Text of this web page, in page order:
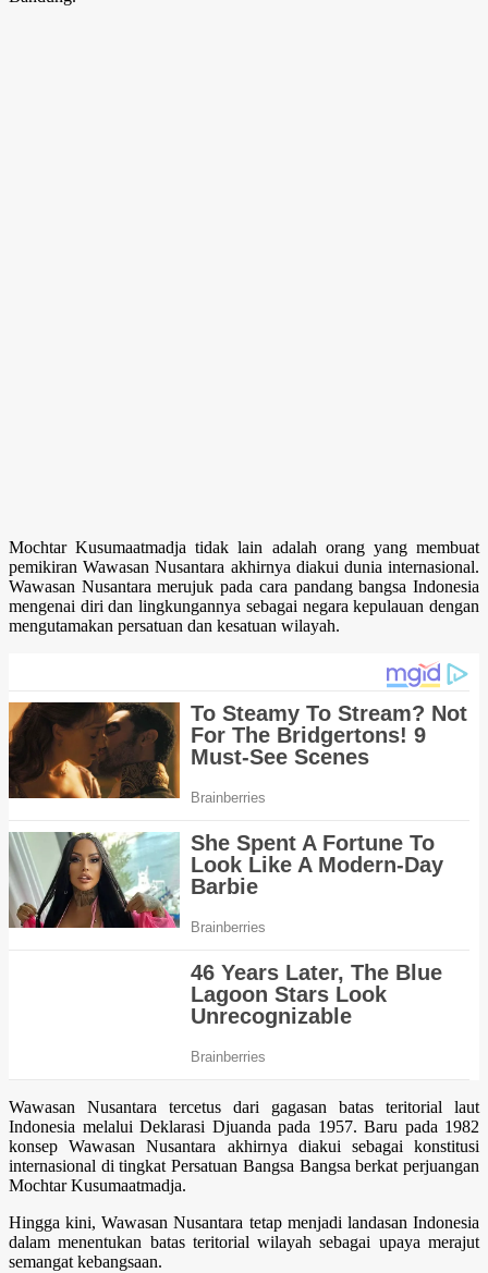
Mochtar Kusumaatmadja tidak lain adalah orang yang membuat
pemikiran Wawasan Nusantara akhirnya diakui dunia internasional.
Wawasan Nusantara merujuk pada cara pandang bangsa Indonesia
mengenai diri dan lingkungannya sebagai negara kepulauan dengan
mengutamakan persatuan dan kesatuan wilayah.
Wawasan Nusantara tercetus dari gagasan batas teritorial laut
Indonesia melalui Deklarasi Djuanda pada 1957. Baru pada 1982
konsep Wawasan Nusantara akhirnya diakui sebagai konstitusi
internasional di tingkat Persatuan Bangsa Bangsa berkat perjuangan
Mochtar Kusumaatmadja.
Hingga kini, Wawasan Nusantara tetap menjadi landasan Indonesia
dalam menentukan batas teritorial wilayah sebagai upaya merajut
semangat kebangsaan.